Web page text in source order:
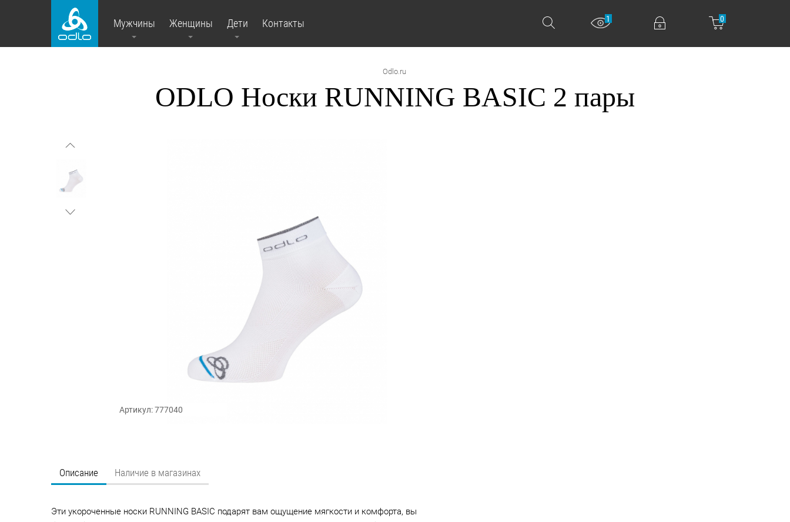
Мужчины Женщины Дети Контакты 0
1
Odlo.ru
ODLO Носки RUNNING BASIC 2 пары
Артикул: 777040
Описание Наличие в магазинах
Эти укороченные носки RUNNING BASIC подарят вам ощущение мягкости и комфорта, вы